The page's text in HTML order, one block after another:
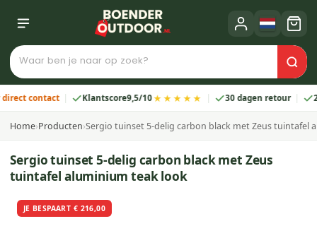
contact Klantscore9,5/10★★★★★ 30 dagen retour 2 jaar
Home›Producten›Sergio tuinset 5-delig carbon black met Zeus tuintafel
Sergio tuinset 5-delig carbon black met Zeus
tuintafel aluminium teak look
JE BESPAART € 216,00